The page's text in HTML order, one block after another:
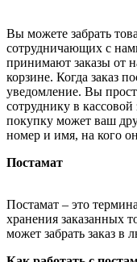
Вы можете забрать
сотрудничающих с
принимают заказы от
корзине. Когда заказ
уведомление. Вы
сотруднику в кассовой
покупку может ваш
номер и имя, на кого
Постамат
Постамат – это
хранения заказанных
может забрать заказ в